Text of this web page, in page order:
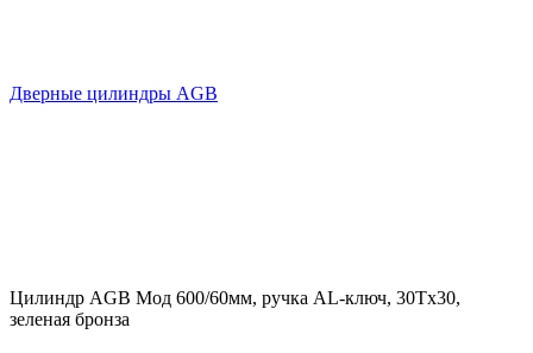
Дверные цилиндры AGB
Цилиндр AGB Мод 600/60мм, ручка AL-ключ, 30Tx30,
зеленая бронза